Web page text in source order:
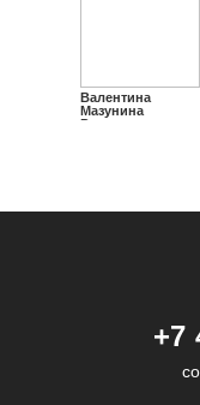
Валентина
Мазунина
Реальные пацаны
+7